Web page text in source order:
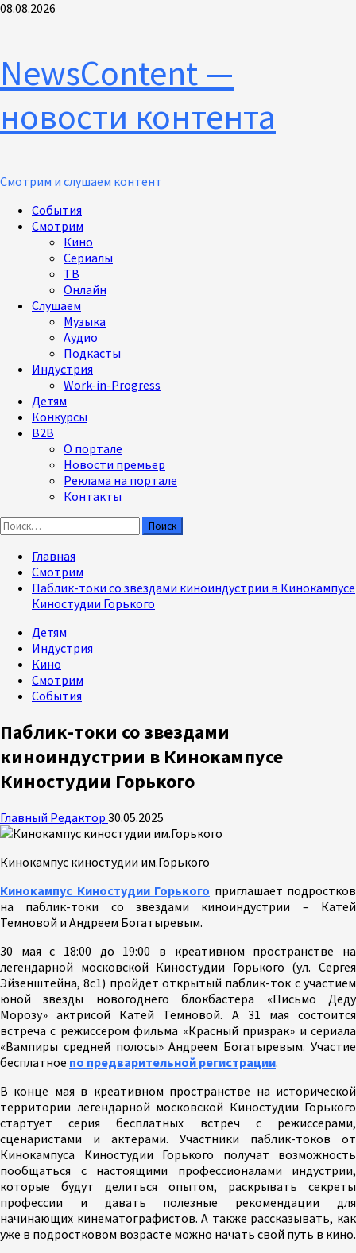
Перейти
08.08.2026
NewsContent —
новости контента
Смотрим и слушаем контент
Основное
меню
События
Смотрим
Кино
Сериалы
ТВ
Онлайн
Слушаем
Музыка
Аудио
Подкасты
Индустрия
Work-in-Progress
Детям
Конкурсы
B2B
О портале
Новости премьер
Реклама на портале
Контакты
Найти:
Главная
Смотрим
Паблик-токи со звездами киноиндустрии в Кинокампусе
Киностудии Горького
Детям
Индустрия
Кино
Смотрим
События
Паблик-токи со звездами
киноиндустрии в Кинокампусе
Киностудии Горького
Главный Редактор 30.05.2025
Кинокампус киностудии им.Горького
Кинокампус Киностудии Горького приглашает подростков
на паблик-токи со звездами киноиндустрии – Катей
Темновой и Андреем Богатыревым.
30 мая c 18:00 до 19:00 в креативном пространстве на
легендарной московской Киностудии Горького (ул. Сергея
Эйзенштейна, 8с1) пройдет открытый паблик-ток с участием
юной звезды новогоднего блокбастера «Письмо Деду
Морозу» актрисой Катей Темновой. А 31 мая состоится
встреча с режиссером фильма «Красный призрак» и сериала
«Вампиры средней полосы» Андреем Богатыревым. Участие
бесплатное по предварительной регистрации.
В конце мая в креативном пространстве на исторической
территории легендарной московской Киностудии Горького
стартует серия бесплатных встреч с режиссерами,
сценаристами и актерами. Участники паблик-токов от
Кинокампуса Киностудии Горького получат возможность
пообщаться с настоящими профессионалами индустрии,
которые будут делиться опытом, раскрывать секреты
профессии и давать полезные рекомендации для
начинающих кинематографистов. А также рассказывать, как
уже в подростковом возрасте можно начать свой путь в кино.